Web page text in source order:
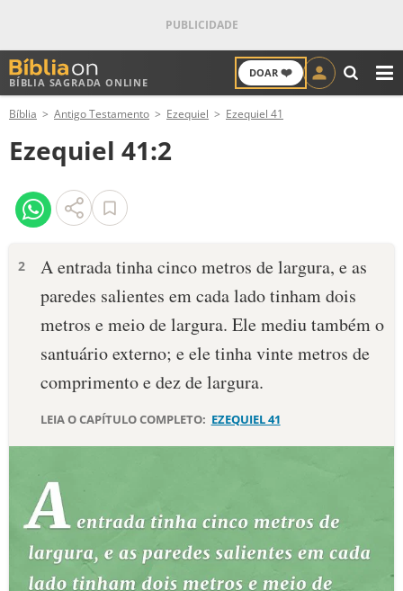
BÍBLIA SAGRADA ONLINE
DOAR ❤️
ANTIGO TESTAMENTO
NOVO TESTAMENTO
VERSÍCULOS
PALAVRA DO DIA
SALMO DO DIA
DEVOCIONAL DIÁRIO
ESTUDOS BÍBLICOS
ESBOÇOS DE PREGAÇÃO
TEMAS
Bíblia Antigo Testamento Ezequiel Ezequiel 41
Ezequiel 41:2
2
A entrada tinha cinco metros de largura, e as
paredes salientes em cada lado tinham dois
metros e meio de largura. Ele mediu também o
santuário externo; e ele tinha vinte metros de
comprimento e dez de largura.
LEIA O CAPÍTULO COMPLETO: EZEQUIEL 41